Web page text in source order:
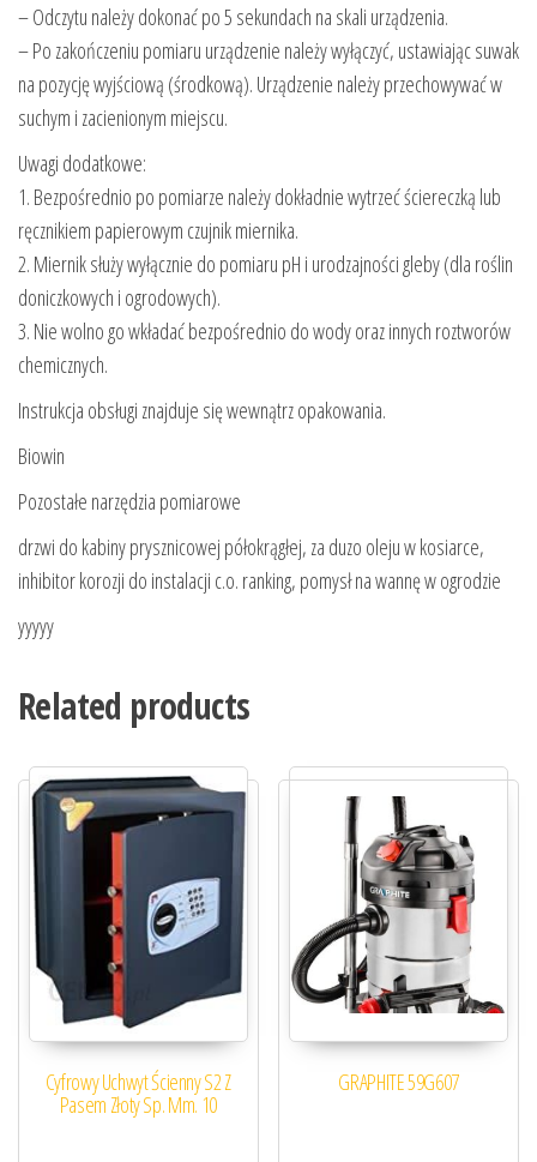
– Odczytu należy dokonać po 5 sekundach na skali urządzenia.
– Po zakończeniu pomiaru urządzenie należy wyłączyć, ustawiając suwak
na pozycję wyjściową (środkową). Urządzenie należy przechowywać w
suchym i zacienionym miejscu.
Uwagi dodatkowe:
1. Bezpośrednio po pomiarze należy dokładnie wytrzeć ściereczką lub
ręcznikiem papierowym czujnik miernika.
2. Miernik służy wyłącznie do pomiaru pH i urodzajności gleby (dla roślin
doniczkowych i ogrodowych).
3. Nie wolno go wkładać bezpośrednio do wody oraz innych roztworów
chemicznych.
Instrukcja obsługi znajduje się wewnątrz opakowania.
Biowin
Pozostałe narzędzia pomiarowe
drzwi do kabiny prysznicowej półokrągłej, za duzo oleju w kosiarce,
inhibitor korozji do instalacji c.o. ranking, pomysł na wannę w ogrodzie
yyyyy
Related products
Cyfrowy Uchwyt Ścienny S2 Z
Pasem Złoty Sp. Mm. 10
GRAPHITE 59G607